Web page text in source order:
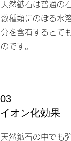
天然鉱石は普通の
数種類にのぼる水
分を含有するとて
のです。
03
​イオン化効果
天然鉱石の中でも